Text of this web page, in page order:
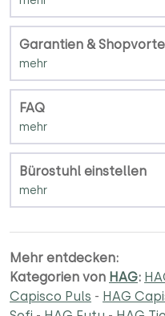
Garantien &
FAQ
Bürostuhl einstellen
Mehr entdecken:
Kategorien von HAG:
Capisco Puls - HAG